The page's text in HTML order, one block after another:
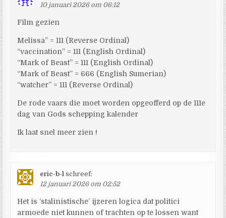
10 januari 2026 om 06:12
Film gezien
Melissa” = 111 (Reverse Ordinal)
“vaccination” = 111 (English Ordinal)
“Mark of Beast” = 111 (English Ordinal)
“Mark of Beast” = 666 (English Sumerian)
“watcher” = 111 (Reverse Ordinal)
De rode vaars die moet worden opgeofferd op de 111e
dag van Gods schepping kalender
Ik laat snel meer zien !
eric-b-l schreef:
12 januari 2026 om 02:52
Het is ‘stalinistische’ ijzeren logica dat politici
armoede niet kunnen of trachten op te lossen want